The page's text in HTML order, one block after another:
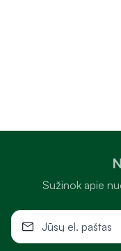
Sužinok apie